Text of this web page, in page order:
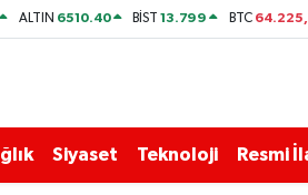
ALTIN 6510.40 BİST13.799 BTC
Siyaset Teknoloji Resmi